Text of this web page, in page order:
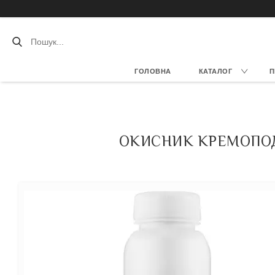
ГОЛОВНА КАТАЛОГ
ОКИСНИК